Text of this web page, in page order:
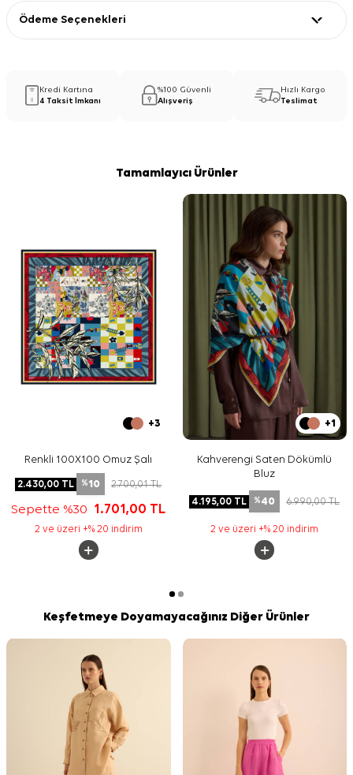
Ödeme Seçenekleri
Kredi Kartına
4 Taksit İmkanı
%100 Güvenli
Alışveriş
Hızlı Kargo
Teslimat
Tamamlayıcı Ürünler
+3
Renkli 100X100 Omuz Şalı
2.430,00 TL %10 2.700,01TL
Sepette %30 1.701,00 TL
2 ve üzeri +% 20 indirim
+1
Kahverengi Saten Dökümlü
Bluz
4.195,00 TL %40 6.990,00TL
2 ve üzeri +% 20 indirim
Keşfetmeye Doyamayacağınız Diğer Ürünler